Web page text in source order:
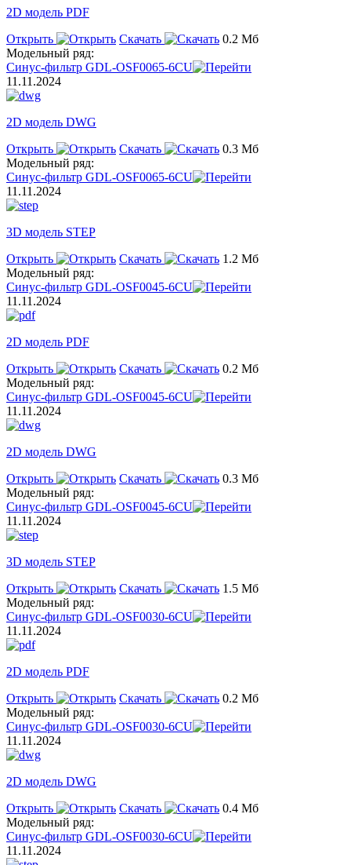
2D модель PDF
Открыть
Скачать
0.2 Мб
Модельный ряд:
Синус-фильтр GDL-OSF0065-6CU
11.11.2024
2D модель DWG
Открыть
Скачать
0.3 Мб
Модельный ряд:
Синус-фильтр GDL-OSF0065-6CU
11.11.2024
3D модель STEP
Открыть
Скачать
1.2 Мб
Модельный ряд:
Синус-фильтр GDL-OSF0045-6CU
11.11.2024
2D модель PDF
Открыть
Скачать
0.2 Мб
Модельный ряд:
Синус-фильтр GDL-OSF0045-6CU
11.11.2024
2D модель DWG
Открыть
Скачать
0.3 Мб
Модельный ряд:
Синус-фильтр GDL-OSF0045-6CU
11.11.2024
3D модель STEP
Открыть
Скачать
1.5 Мб
Модельный ряд:
Синус-фильтр GDL-OSF0030-6CU
11.11.2024
2D модель PDF
Открыть
Скачать
0.2 Мб
Модельный ряд:
Синус-фильтр GDL-OSF0030-6CU
11.11.2024
2D модель DWG
Открыть
Скачать
0.4 Мб
Модельный ряд:
Синус-фильтр GDL-OSF0030-6CU
11.11.2024